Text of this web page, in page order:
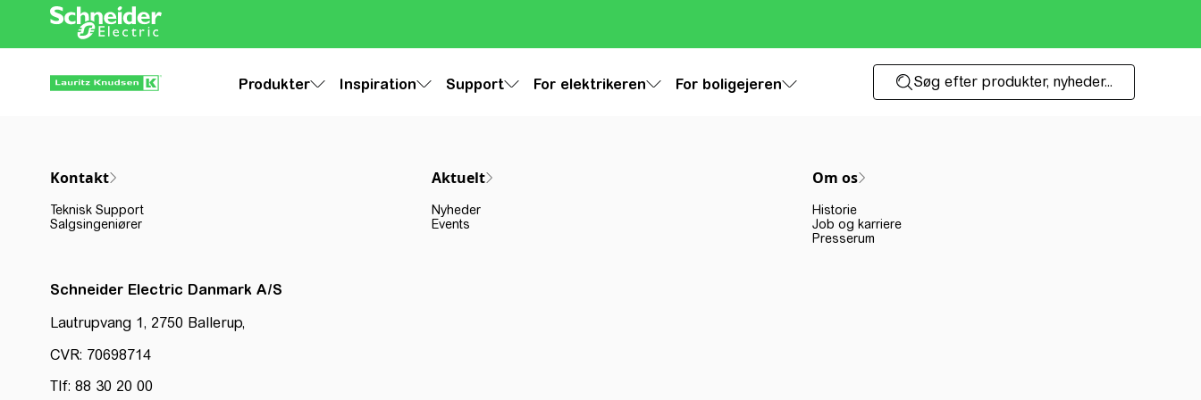
Produkter Inspiration Support For elektrikeren For boligejeren Søg efter produkter, nyheder...
Kontakt
Teknisk Support
Salgsingeniører
Aktuelt
Nyheder
Events
Om os
Historie
Job og karriere
Presserum
Schneider Electric Danmark A/S
Lautrupvang 1, 2750 Ballerup,
CVR: 70698714
Tlf: 88 30 20 00